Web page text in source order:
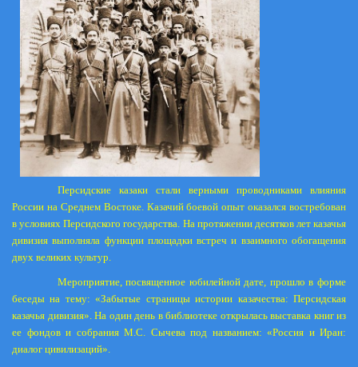
Персидские казаки стали верными проводниками влияния
России на Среднем Востоке. Казачий боевой опыт оказался востребован
в условиях Персидского государства. На протяжении десятков лет казачья
дивизия выполняла функции площадки встреч и взаимного обогащения
двух великих культур.
Мероприятие, посвященное юбилейной дате, прошло в форме
беседы на тему: «Забытые страницы истории казачества: Персидская
казачья дивизия». На один день в библиотеке открылась выставка книг из
ее фондов и собрания М.С. Сычева под названием: «Россия и Иран:
диалог цивилизаций».